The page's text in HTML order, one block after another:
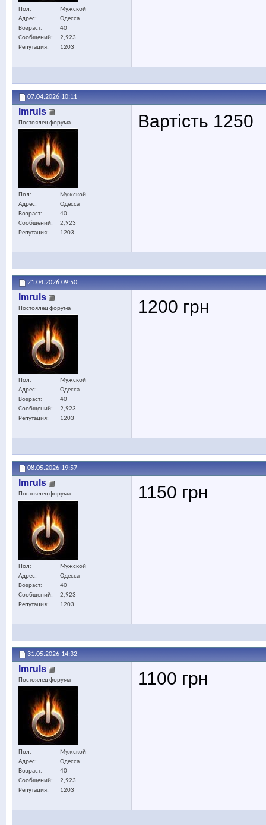
Пол
Мужской
Адрес
Одесса
Возраст
40
Сообщений
2,923
Репутация
1203
07.04.2026 10:11
Imruls
Постоялец форума
Пол
Мужской
Адрес
Одесса
Возраст
40
Сообщений
2,923
Репутация
1203
Вартість 1250
21.04.2026 09:50
Imruls
Постоялец форума
Пол
Мужской
Адрес
Одесса
Возраст
40
Сообщений
2,923
Репутация
1203
1200 грн
08.05.2026 19:57
Imruls
Постоялец форума
Пол
Мужской
Адрес
Одесса
Возраст
40
Сообщений
2,923
Репутация
1203
1150 грн
31.05.2026 14:32
Imruls
Постоялец форума
Пол
Мужской
Адрес
Одесса
Возраст
40
Сообщений
2,923
Репутация
1203
1100 грн